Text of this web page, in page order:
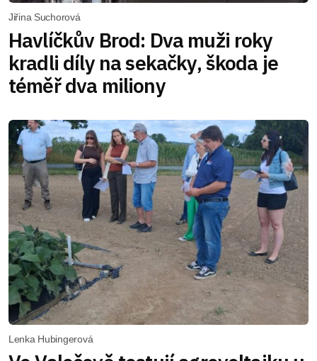
Jiřina Suchorová
Havlíčkův Brod: Dva muži roky
kradli díly na sekačky, škoda je
téměř dva miliony
Lenka Hubingerová